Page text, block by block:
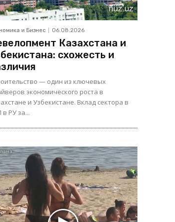
и Бизнес 06.08.2026
Казахстана и
схожесть и
— один из ключевых
экономического роста в
и Узбекистане. Вклад сектора в
в РУ за...